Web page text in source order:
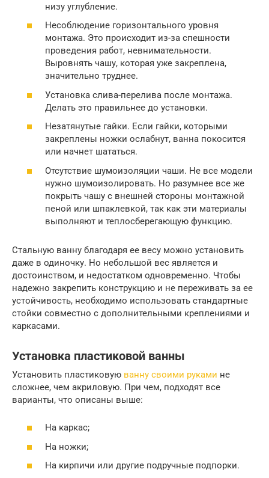
низу углубление.
Несоблюдение горизонтального уровня
монтажа. Это происходит из-за спешности
проведения работ, невнимательности.
Выровнять чашу, которая уже закреплена,
значительно труднее.
Установка слива-перелива после монтажа.
Делать это правильнее до установки.
Незатянутые гайки. Если гайки, которыми
закреплены ножки ослабнут, ванна покосится
или начнет шататься.
Отсутствие шумоизоляции чаши. Не все модели
нужно шумоизолировать. Но разумнее все же
покрыть чашу с внешней стороны монтажной
пеной или шпаклевкой, так как эти материалы
выполняют и теплосберегающую функцию.
Стальную ванну благодаря ее весу можно установить
даже в одиночку. Но небольшой вес является и
достоинством, и недостатком одновременно. Чтобы
надежно закрепить конструкцию и не переживать за ее
устойчивость, необходимо использовать стандартные
стойки совместно с дополнительными креплениями и
каркасами.
Установка пластиковой ванны
Установить пластиковую ванну своими руками не
сложнее, чем акриловую. При чем, подходят все
варианты, что описаны выше:
На каркас;
На ножки;
На кирпичи или другие подручные подпорки.